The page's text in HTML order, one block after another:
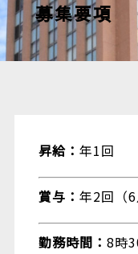
募集要項
昇給： 年1回
賞与： 年2回（6
勤務時間： 8時